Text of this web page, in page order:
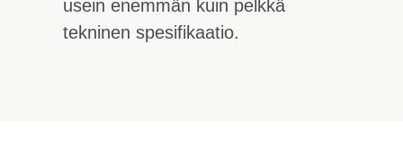
usein enemmän kuin pelkkä
tekninen spesifikaatio.